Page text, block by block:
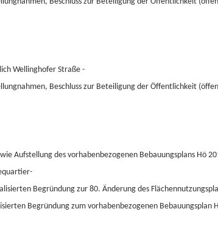
Wellinghofer Straße -
Beschluss zur Beteiligung der Öffentlichkeit
Aufstellung des vorhabenbezogenen Bebauungsplans Hö
Begründung zur 80. Änderung des
Begründung zum vorhabenbezogenen Bebauungsplan